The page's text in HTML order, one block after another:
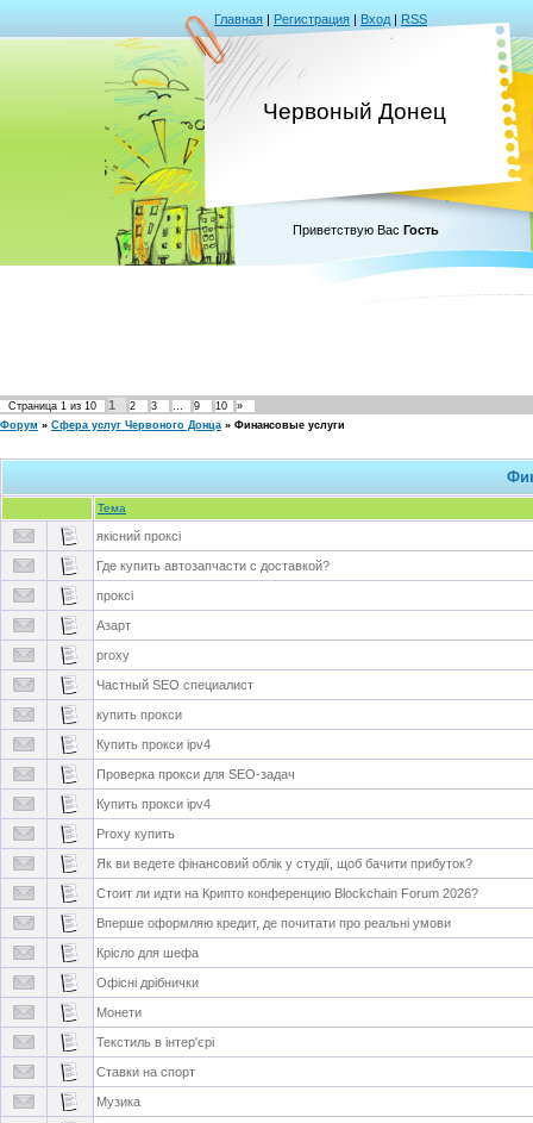
Главная | Регистрация | Вход | RSS
Червоный Донец
Приветствую Вас Гость
Страница 1 из 10 1 2 3 … 9 10
»
Форум » Сфера услуг Червоного Донца » Финансовые услуги
Тема
якісний проксі
Где купить автозапчасти с доставкой?
проксі
Азарт
proxy
Частный SEO специалист
купить прокси
Купить прокси ipv4
Проверка прокси для SEO-задач
Купить прокси ipv4
Proxy купить
Як ви ведете фінансовий облік у студії, щоб бачити прибуток?
Стоит ли идти на Крипто конференцию Blockchain Forum 2026?
Вперше оформляю кредит, де почитати про реальні умови
Крісло для шефа
Офісні дрібнички
Монети
Текстиль в інтер'єрі
Ставки на спорт
Музика